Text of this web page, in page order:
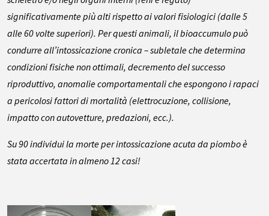
significativamente più alti rispetto ai valori fisiologici (dalle 5
alle 60 volte superiori). Per questi animali, il bioaccumulo può
condurre all’intossicazione cronica – subletale che determina
condizioni fisiche non ottimali, decremento del successo
riproduttivo, anomalie comportamentali che espongono i rapaci
a pericolosi fattori di mortalità (elettrocuzione, collisione,
impatto con autovetture, predazioni, ecc.).
Su 90 individui la morte per intossicazione acuta da piombo è
stata accertata in almeno 12 casi!